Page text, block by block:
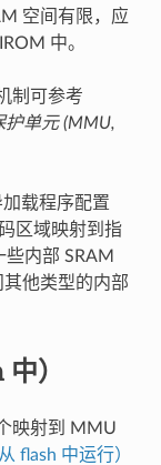
空间有限，应
中。
制可参考
单元 (MMU,
载程序配置
区域映射到指
内部 SRAM
他类型的内部
）
映射到 MMU
flash 中运行）